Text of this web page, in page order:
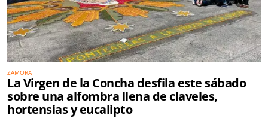
ZAMORA
La Virgen de la Concha desfila este sábado
sobre una alfombra llena de claveles,
hortensias y eucalipto